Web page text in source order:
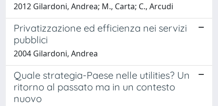
2012 Gilardoni, Andrea; M., Carta; C., Arcudi
Privatizzazione ed efficienza nei servizi
pubblici
2004 Gilardoni, Andrea
Quale strategia-Paese nelle utilities? Un
ritorno al passato ma in un contesto
nuovo